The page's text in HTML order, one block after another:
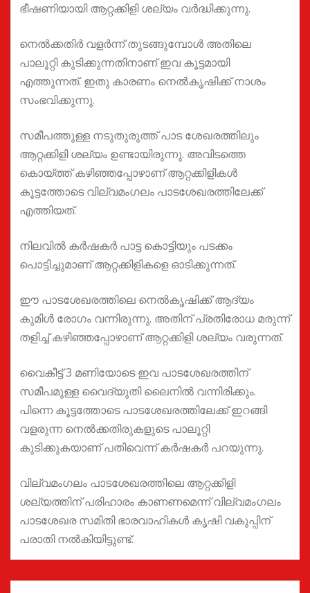
ഭീഷണിയായി ആറ്റക്കിളി ശല്യം വർദ്ധിക്കുന്നു.
നെൽക്കതിർ വളർന്ന് തുടങ്ങുമ്പോൾ അതിലെ
പാലൂറ്റി കുടിക്കുന്നതിനാണ് ഇവ കൂട്ടമായി
എത്തുന്നത്. ഇതു കാരണം നെൽകൃഷിക്ക് നാശം
സംഭവിക്കുന്നു.
സമീപത്തുള്ള നടുതുരുത്ത് പാട ശേഖരത്തിലും
ആറ്റക്കിളി ശല്യം ഉണ്ടായിരുന്നു. അവിടത്തെ
കൊയ്ത്ത് കഴിഞ്ഞപ്പോഴാണ് ആറ്റക്കിളികൾ
കൂട്ടത്തോടെ വില്വമംഗലം പാടശേഖരത്തിലേക്ക്
എത്തിയത്.
നിലവിൽ കർഷകർ പാട്ട കൊട്ടിയും പടക്കം
പൊട്ടിച്ചുമാണ് ആറ്റക്കിളികളെ ഓടിക്കുന്നത്.
ഈ പാടശേഖരത്തിലെ നെൽകൃഷിക്ക് ആദ്യം
കുമിൾ രോഗം വന്നിരുന്നു. അതിന് പ്രതിരോധ മരുന്ന്
തളിച്ച് കഴിഞ്ഞപ്പോഴാണ് ആറ്റക്കിളി ശല്യം വരുന്നത്.
വൈകീട്ട് 3 മണിയോടെ ഇവ പാടശേഖരത്തിന്
സമീപമുള്ള വൈദ്യുതി ലൈനിൽ വന്നിരിക്കും.
പിന്നെ കൂട്ടത്തോടെ പാടശേഖരത്തിലേക്ക് ഇറങ്ങി
വളരുന്ന നെൽക്കതിരുകളുടെ പാലൂറ്റി
കുടിക്കുകയാണ് പതിവെന്ന് കർഷകർ പറയുന്നു.
വില്വമംഗലം പാടശേഖരത്തിലെ ആറ്റക്കിളി
ശല്യത്തിന് പരിഹാരം കാണണമെന്ന് വില്വമംഗലം
പാടശേഖര സമിതി ഭാരവാഹികൾ കൃഷി വകുപ്പിന്
പരാതി നൽകിയിട്ടുണ്ട്.